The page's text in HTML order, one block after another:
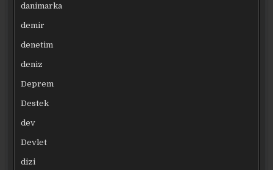
danimarka
demir
denetim
deniz
Deprem
Destek
dev
Devlet
dizi